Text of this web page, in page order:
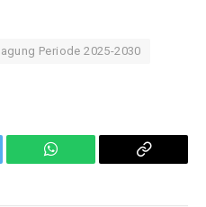
Periode 2025-2030
WhatsApp
Copy